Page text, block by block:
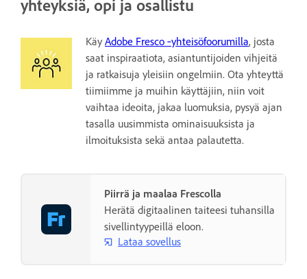
yhteyksiä, opi ja osallistu
Käy Adobe Fresco ‑yhteisöfoorumilla, josta
saat inspiraatiota, asiantuntijoiden vihjeitä
ja ratkaisuja yleisiin ongelmiin. Ota yhteyttä
tiimiimme ja muihin käyttäjiin, niin voit
vaihtaa ideoita, jakaa luomuksia, pysyä ajan
tasalla uusimmista ominaisuuksista ja
ilmoituksista sekä antaa palautetta.
Piirrä ja maalaa Frescolla
Herätä digitaalinen taiteesi tuhansilla
sivellintyypeillä eloon.
Lataa sovellus